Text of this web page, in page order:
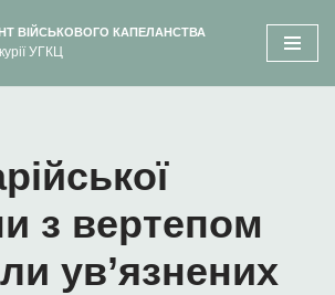
ВІЙСЬКОВОГО КАПЕЛАНСТВА
УГКЦ
з вертепом
ув’язнених